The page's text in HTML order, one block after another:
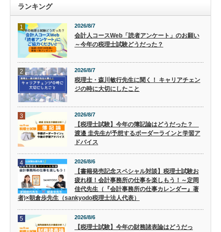
ランキング
1 2026/8/7
会計人コースWeb「読者アンケート」のお願い
～今年の税理士試験どうだった？
2 2026/8/7
税理士・森川敏行先生に聞く！ キャリアチェン
ジの時に大切にしたこと
3 2026/8/7
【税理士試験】今年の簿記論はどうだった？
渡邉 圭先生が予想するボーダーラインと学習ア
ドバイス
4 2026/8/6
【書籍発売記念スペシャル対談】税理士試験お
疲れ様！会計事務所の仕事を楽しもう！～定岡
佳代先生（『会計事務所の仕事カレンダー』著
者)×朝倉歩先生（sankyodo税理士法人代表）
5 2026/8/6
【税理士試験】今年の財務諸表論はどうだっ